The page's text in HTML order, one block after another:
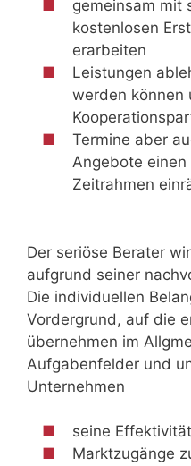
gemeinsam mit
kostenlosen
erarbeiten
Leistungen
werden können
Termine aber
Angebote einen
Zeitrahmen
Der seriöse Berater
aufgrund seiner
Die individuellen
Vordergrund, auf die
übernehmen im
Aufgabenfelder und
Unternehmen
seine
Marktzugänge